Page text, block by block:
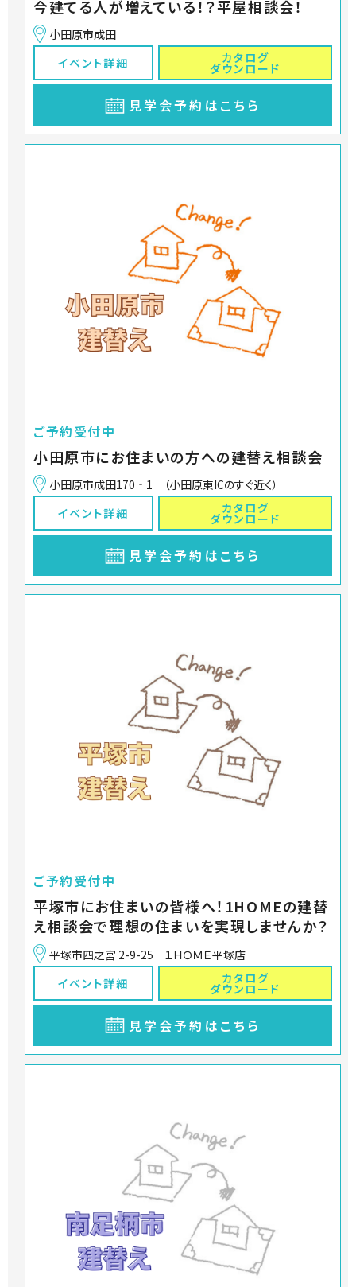
今建てる人が増えている！？平屋相談会！
小田原市成田
イベント詳細
カタログ
ダウンロード
見学会予約はこちら
ご予約受付中
小田原市にお住まいの方への建替え相談会
小田原市成田170‐1 （小田原東ICのすぐ近く）
イベント詳細
カタログ
ダウンロード
見学会予約はこちら
ご予約受付中
平塚市にお住まいの皆様へ！1HOMEの建替
え相談会で理想の住まいを実現しませんか？
平塚市四之宮 2-9-25 １ＨＯＭＥ平塚店
イベント詳細
カタログ
ダウンロード
見学会予約はこちら